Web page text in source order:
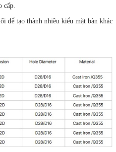
cấp.
để tạo thành nhiều kiểu mặt bàn khác